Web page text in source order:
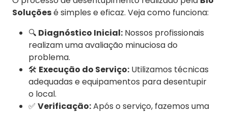
Soluçõesé simples e eficaz. Veja como funciona:
🔍 Diagnóstico Inicial: Nossos profissionais
realizam uma avaliação minuciosa do
problema.
🛠️ Execução do Serviço: Utilizamos técnicas
adequadas e equipamentos para desentupir
o local.
✅ Verificação:Após o serviço, fazemos uma